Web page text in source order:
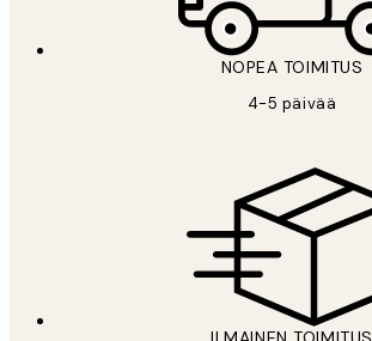
NOPEA TOIMITUS
4-5 päivää